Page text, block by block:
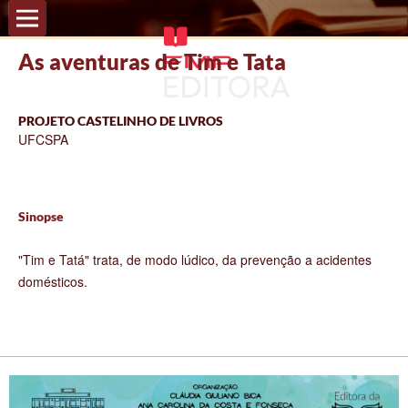
As aventuras de Tim e Tata
PROJETO CASTELINHO DE LIVROS
UFCSPA
Sinopse
"Tim e Tatá" trata, de modo lúdico, da prevenção a acidentes
domésticos.